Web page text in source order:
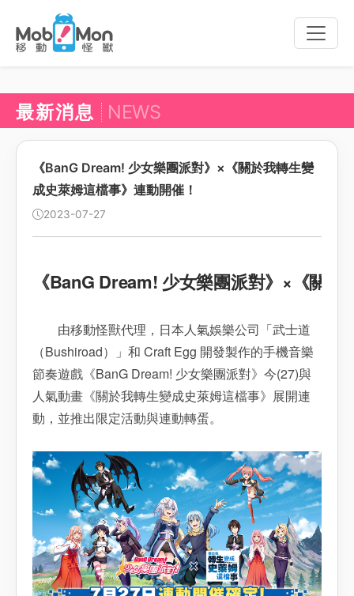
Toggle
最新消息 NEWS
《BanG Dream! 少女樂團派對》×《關於我轉生變
成史萊姆這檔事》連動開催！
2023-07-27
《BanG Dream! 少女樂團派對》×《關
由移動怪獸代理，日本人氣娛樂公司「武士道
（Bushiroad）」和 Craft Egg 開發製作的手機音樂
節奏遊戲《BanG Dream! 少女樂團派對》今(27)與
人氣動畫《關於我轉生變成史萊姆這檔事》展開連
動，並推出限定活動與連動轉蛋。